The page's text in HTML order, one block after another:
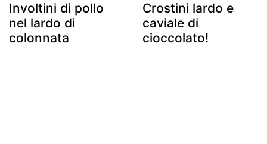
Involtini di pollo
nel lardo di
colonnata
Crostini lardo e
caviale di
cioccolato!